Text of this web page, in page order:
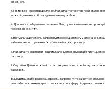
від одного.
3. Підтримка через повідомлення. Надсилайте текстові повідомлення
може підняти настрій і нагадати про вашу любов.
4. Допомога з побутовими справами. Якщо у вас є можливість,
повсякденне життя.
5. Віртуальна допомога. Запропонуйте свою допомогу у виконанні
займатися приготуванням їжі або організацією простору.
6. Надсилайте сюрпризи. Пошліть маленькі подарунки або листи. Це
партнеру.
7. Слухайте. Дайте можливість партнеру висловити свої почуття та
важливим.
8. Медитація або релаксація разом. Запропонуйте зайнятися
розслабитися і зняти стрес, створюючи атмосферу підтримки і